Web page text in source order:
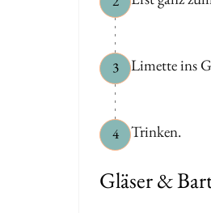
3 Limette ins
4 Trinken.
Gläser &